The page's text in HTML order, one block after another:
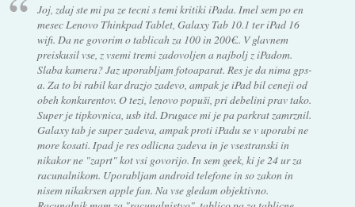
Joj, zdaj ste mi pa ze tecni s temi kritiki iPada. Imel sem po en
mesec Lenovo Thinkpad Tablet, Galaxy Tab 10.1 ter iPad 16
wifi. Da ne govorim o tablicah za 100 in 200€.. V glavnem
preiskusil vse, z vsemi tremi zadovoljen a najbolj z iPadom.
Slaba kamera? Jaz uporabljam fotoaparat. Res je da nima gps-
a. Za to bi rabil kar drazjo zadevo, ampak je iPad bil ceneji od
obeh konkurentov. O tezi, lenovo popuši, pri debelini prav tako.
Super je tipkovnica, usb itd. Drugace mi je pa parkrat zamrznil.
Galaxy tab je super zadeva, ampak proti iPadu se v uporabi ne
more kosati. Ipad je res odlicna zadeva in je vsestranski in
nikakor ne "zaprt" kot vsi govorijo. In sem geek, ki je 24 ur za
racunalnikom. Uporabljam android telefone in so zakon in
nisem nikakrsen apple fan. Na vse gledam objektivno.